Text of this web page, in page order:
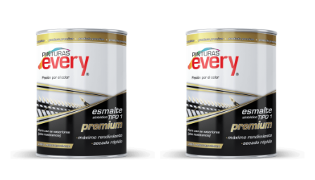
LA
LISTA
DE
DESEOS
COMPARAR
LA
LISTA
DE
DESEOS
COMPARAR